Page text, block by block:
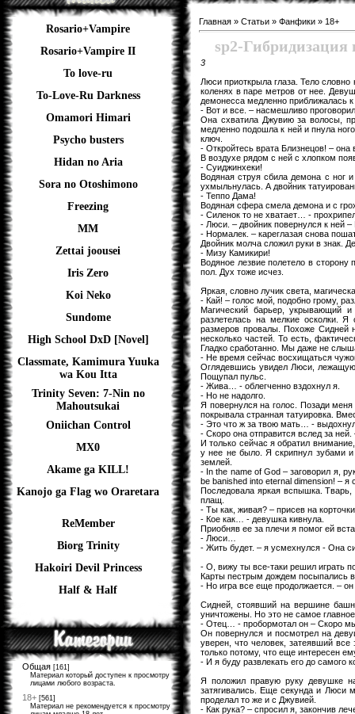
Rosario+Vampire
Rosario+Vampire II
To love-ru
To-Love-Ru Darkness
Omamori Himari
Psycho busters
Hidan no Aria
Sora no Otoshimono
Freezing
ММ
Zettai joousei
Iris Zero
Koi Neko
Sundome
High School DxD [Novel]
Classmate, Kamimura Yuuka
wa Kou Itta
Trinity Seven: 7-Nin no
Mahoutsukai
Oniichan Control
MX0
Akame ga KILL!
Kanojo ga Flag wo Oraretara
ReMember
Biorg Trinity
Hakoiri Devil Princess
Half & Half
Общая [161]
Материал который доступен к просмотру
лицами любого возраста.
18+ [561]
Материал не рекомендуется к просмотру
Главная » Статьи » Фанфики » 18+
sp2-
3
Люси приоткрыла глаза. Тело
коленях в паре метров от нее.
демонесса медленно приближалась к
- Вот и все. – насмешливо
Она схватила Джувию за волосы,
медленно подошла к ней и пнула
ключ.
- Откройтесь врата Близнецов! –
В воздухе рядом с ней с хлопком
- Суиджинхеки!
Водяная струя сбила демона с ног
ухмыльнулась. А двойник
- Теппо Дама!
Водяная сфера смела демона и с
- Силенок то не хватает… -
- Люси. – двойник повернулся к ней
- Нормалек. – кареглазая снова
Двойник молча сложил руки в знак.
- Мизу Камикири!
Водяное лезвие полетело в сторону
пол. Дух тоже исчез.
Яркая, словно лучик света,
- Кай! – голос мой, подобно грому,
Магический барьер, укрывающий
разлетелась на мелкие осколки. Я
размеров провалы. Похоже Сидней
несколько частей. То есть,
Гладко сработанно. Мы даже не
- Не время сейчас восхищаться
Оглядевшись увидел Люси,
Пощупал пульс.
- Жива… - облегченно вздохнул я.
- Но не надолго.
Я повернулся на голос. Позади
покрывала странная татуировка.
- Это что ж за твою мать… -
- Скоро она отправится вслед за
И только сейчас я обратил
у нее не было. Я скрипнул зубами
землей.
- In the name of God – заговорил я,
be banished into eternal dimension! – я
Последовала яркая вспышка. Тварь,
плащ.
- Ты как, живая? – присев на
- Кое как… - девушка кивнула.
Приобняв ее за плечи я помог ей
- Люси…
- Жить будет. – я усмехнулся - Она
- О, вижу ты все-таки решил играть
Карты пестрым дождем посыпались в
- Но игра все еще продолжается. –
Сидней, стоявший на вершине
уничтожены. Но это не самое
- Отец… - пробормотал он – Скоро
Он повернулся и посмотрел на
уверен, что человек, затеявший
только потому, что еще интересен
- И я буду развлекать его до
Я положил правую руку девушке
затягивались. Еще секунда и Люси
проделал то же и с Джувией.
- Как рука? – спросил я, закончив